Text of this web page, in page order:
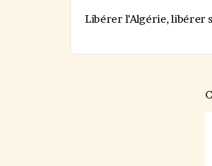
Libérer l’Algérie, libérer